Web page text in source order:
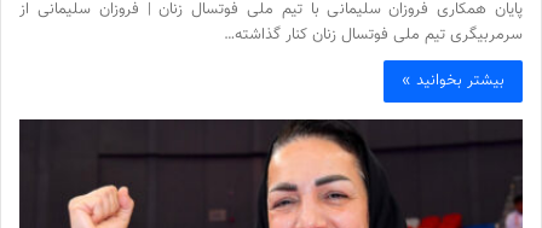
پایان همکاری فروزان سلیمانی با تیم ملی فوتسال زنان | فروزان سلیمانی از
سرمربیگری تیم ملی فوتسال زنان کنار گذاشته…
بیشتر بخوانید »